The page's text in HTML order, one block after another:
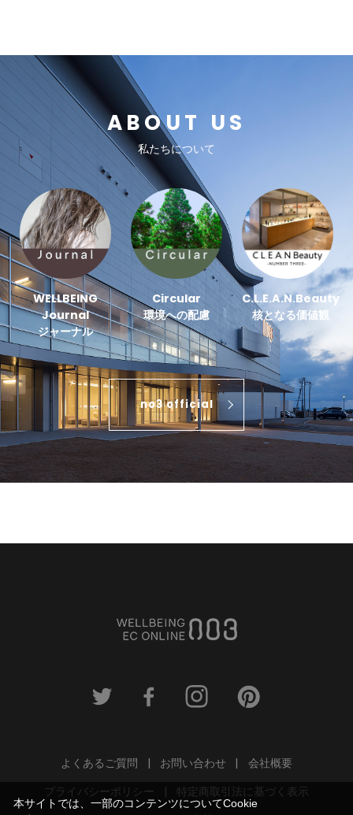
ABOUT US
私たちについて
WELLBEING
Journal
ジャーナル
Circular
環境への配慮
C.L.E.A.N.Beauty
核となる価値観
no3 official
よくあるご質問 お問い合わせ
会社概要
プライバシーポリシー
特定商取引法に基づく表示
本サイトでは、一部のコンテンツについてCookie